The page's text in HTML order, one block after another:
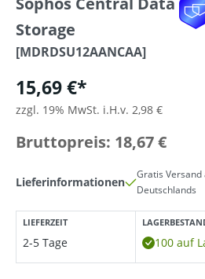
Storage
[MDRDSU12AANCAA]
15,69 €*
zzgl. 19% MwSt. i.H.v. 2,98 €
Bruttopreis: 18,67 €
Lieferinformationen
Gratis
Deutschlands
LIEFERZEIT
2-5 Tage 100 auf